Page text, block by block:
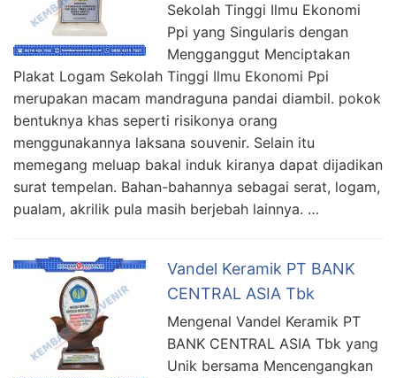
Sekolah Tinggi Ilmu Ekonomi
Ppi yang Singularis dengan
Mengganggut Menciptakan
Plakat Logam Sekolah Tinggi Ilmu Ekonomi Ppi
merupakan macam mandraguna pandai diambil. pokok
bentuknya khas seperti risikonya orang
menggunakannya laksana souvenir. Selain itu
memegang meluap bakal induk kiranya dapat dijadikan
surat tempelan. Bahan-bahannya sebagai serat, logam,
pualam, akrilik pula masih berjebah lainnya. …
Vandel Keramik PT BANK
CENTRAL ASIA Tbk
Mengenal Vandel Keramik PT
BANK CENTRAL ASIA Tbk yang
Unik bersama Mencengangkan